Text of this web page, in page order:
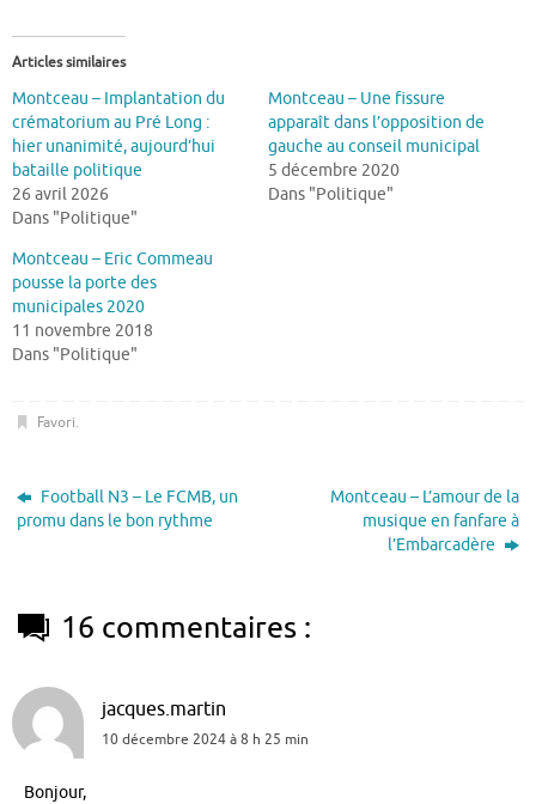
Articles similaires
Montceau – Implantation du
crématorium au Pré Long :
hier unanimité, aujourd’hui
bataille politique
26 avril 2026
Dans "Politique"
Montceau – Une fissure
apparaît dans l’opposition de
gauche au conseil municipal
5 décembre 2020
Dans "Politique"
Montceau – Eric Commeau
pousse la porte des
municipales 2020
11 novembre 2018
Dans "Politique"
Favori.
Football N3 – Le FCMB, un
promu dans le bon rythme
Montceau – L’amour de la
musique en fanfare à
l’Embarcadère
16 commentaires :
jacques.martin
10 décembre 2024 à 8 h 25 min
Bonjour,